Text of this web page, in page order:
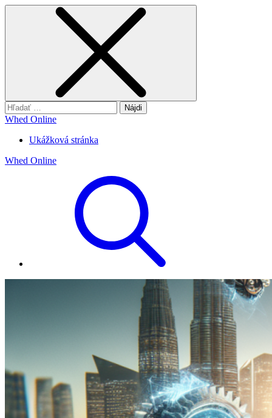
Hľadať:
Whed Online
Ukážková stránka
Whed Online